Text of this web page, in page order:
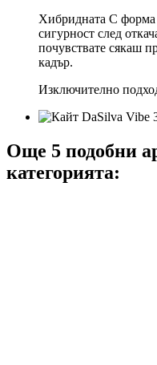
Хибридната C форма
сигурност след
почувствате сякаш
кадър.
Изключително
Още 5 подобни
категорията: